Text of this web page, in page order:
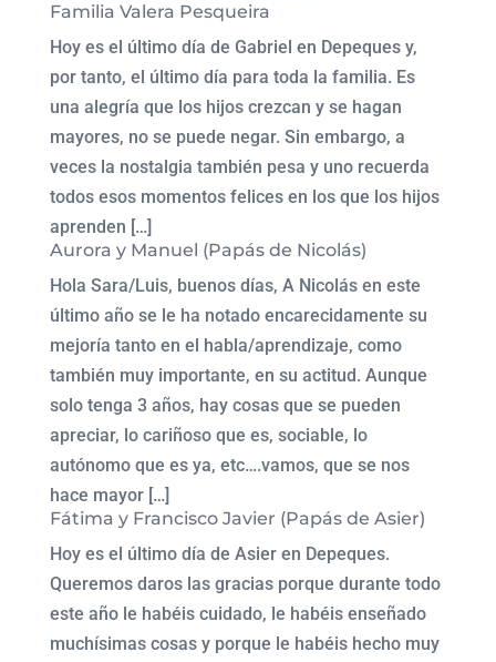
Familia Valera Pesqueira
Hoy es el último día de Gabriel en Depeques y,
por tanto, el último día para toda la familia. Es
una alegría que los hijos crezcan y se hagan
mayores, no se puede negar. Sin embargo, a
veces la nostalgia también pesa y uno recuerda
todos esos momentos felices en los que los hijos
aprenden […]
Aurora y Manuel (Papás de Nicolás)
Hola Sara/Luis, buenos días, A Nicolás en este
último año se le ha notado encarecidamente su
mejoría tanto en el habla/aprendizaje, como
también muy importante, en su actitud. Aunque
solo tenga 3 años, hay cosas que se pueden
apreciar, lo cariñoso que es, sociable, lo
autónomo que es ya, etc….vamos, que se nos
hace mayor […]
Fátima y Francisco Javier (Papás de Asier)
Hoy es el último día de Asier en Depeques.
Queremos daros las gracias porque durante todo
este año le habéis cuidado, le habéis enseñado
muchísimas cosas y porque le habéis hecho muy